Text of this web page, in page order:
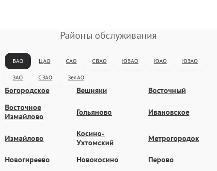
Районы обслуживания
ВАО ЦАО САО СВАО ЮВАО ЮАО ЮЗАО
ЗАО СЗАО ЗелАО
Богородское Вешняки
Восточный
Восточное
Измайлово
Гольяново Ивановское
Измайлово
Косино-
Ухтомский
Метрогородок
Новогиреево Новокосино Перово